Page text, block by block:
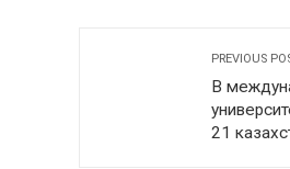
PREVIOUS
В
21